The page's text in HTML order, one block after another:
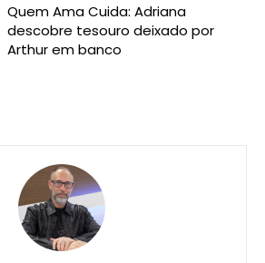
Quem Ama Cuida: Adriana
descobre tesouro deixado por
Arthur em banco